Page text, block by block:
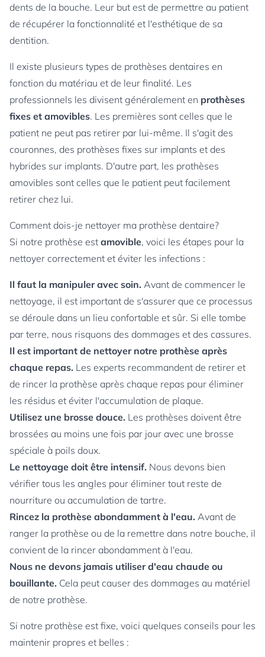
dents de la bouche. Leur but est de permettre au patient
de récupérer la fonctionnalité et l'esthétique de sa
dentition.
Il existe plusieurs types de prothèses dentaires en
fonction du matériau et de leur finalité. Les
professionnels les divisent généralement en prothèses
fixes et amovibles. Les premières sont celles que le
patient ne peut pas retirer par lui-même. Il s'agit des
couronnes, des prothèses fixes sur implants et des
hybrides sur implants. D'autre part, les prothèses
amovibles sont celles que le patient peut facilement
retirer chez lui.
Comment dois-je nettoyer ma prothèse dentaire?
Si notre prothèse est amovible, voici les étapes pour la
nettoyer correctement et éviter les infections :
Il faut la manipuler avec soin. Avant de commencer le
nettoyage, il est important de s'assurer que ce processus
se déroule dans un lieu confortable et sûr. Si elle tombe
par terre, nous risquons des dommages et des cassures.
Il est important de nettoyer notre prothèse après
chaque repas. Les experts recommandent de retirer et
de rincer la prothèse après chaque repas pour éliminer
les résidus et éviter l'accumulation de plaque.
Utilisez une brosse douce. Les prothèses doivent être
brossées au moins une fois par jour avec une brosse
spéciale à poils doux.
Le nettoyage doit être intensif. Nous devons bien
vérifier tous les angles pour éliminer tout reste de
nourriture ou accumulation de tartre.
Rincez la prothèse abondamment à l'eau. Avant de
ranger la prothèse ou de la remettre dans notre bouche, il
convient de la rincer abondamment à l'eau.
Nous ne devons jamais utiliser d'eau chaude ou
bouillante. Cela peut causer des dommages au matériel
de notre prothèse.
Si notre prothèse est fixe, voici quelques conseils pour les
maintenir propres et belles :